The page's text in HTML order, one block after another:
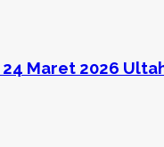
Maret 2026